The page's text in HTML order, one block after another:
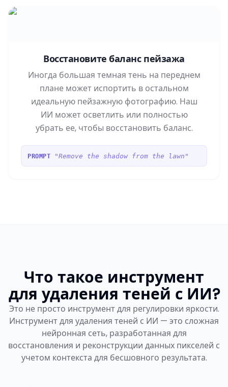
Восстановите баланс пейзажа
Иногда большая темная тень на переднем
плане может испортить в остальном
идеальную пейзажную фотографию. Наш
ИИ может осветлить или полностью
убрать ее, чтобы восстановить баланс.
PROMPT "Remove the shadow from the lawn"
Что такое инструмент
для удаления теней с ИИ?
Это не просто инструмент для регулировки яркости.
Инструмент для удаления теней с ИИ — это сложная
нейронная сеть, разработанная для
восстановления и реконструкции данных пикселей с
учетом контекста для бесшовного результата.